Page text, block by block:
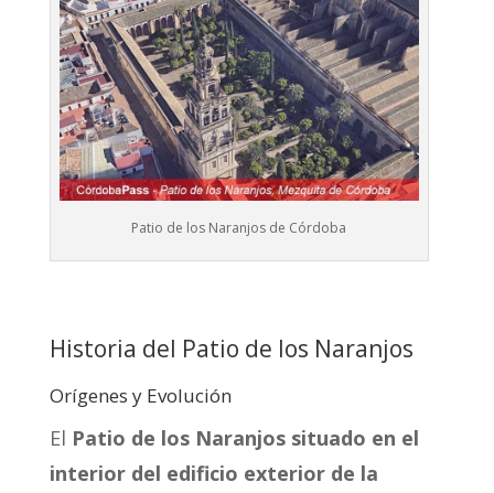
Patio de los Naranjos de Córdoba
Historia del Patio de los Naranjos
Orígenes y Evolución
El Patio de los Naranjos situado en el
interior del edificio exterior de la